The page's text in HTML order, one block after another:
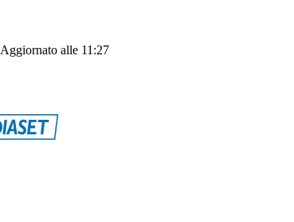
Aggiornato alle 11:27